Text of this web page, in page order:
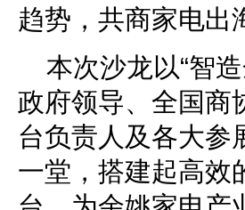
趋势，共商家电出
本次沙龙以“智
政府领导、全国商
台负责人及各大参
一堂，搭建起高效